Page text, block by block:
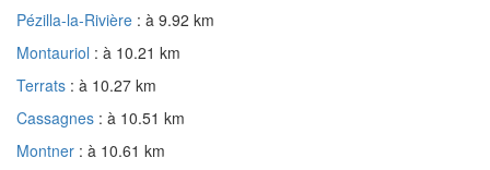
Pézilla-la-Rivière : à 9.92 km
Montauriol : à 10.21 km
Terrats : à 10.27 km
Cassagnes : à 10.51 km
Montner : à 10.61 km